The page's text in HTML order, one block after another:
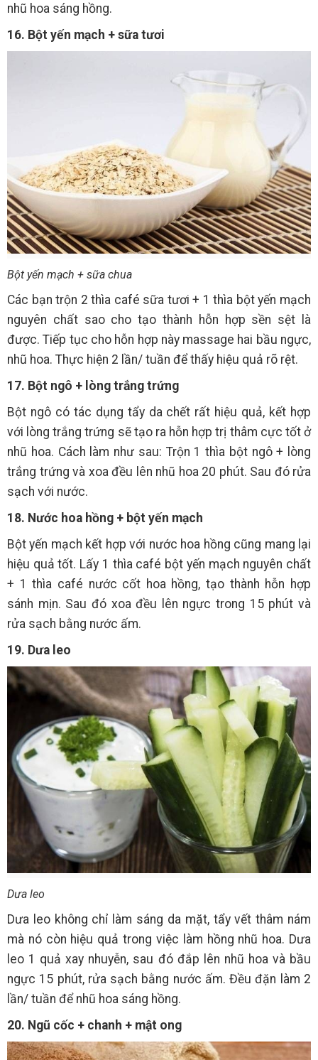
nhũ hoa sáng hồng.
16. Bột yến mạch + sữa tươi
Bột yến mạch + sữa chua
Các bạn trộn 2 thìa café sữa tươi + 1 thìa bột yến mạch
nguyên chất sao cho tạo thành hỗn hợp sền sệt là
được. Tiếp tục cho hỗn hợp này massage hai bầu ngực,
nhũ hoa. Thực hiện 2 lần/ tuần để thấy hiệu quả rõ rệt.
17. Bột ngô + lòng trắng trứng
Bột ngô có tác dụng tẩy da chết rất hiệu quả, kết hợp
với lòng trắng trứng sẽ tạo ra hỗn hợp trị thâm cực tốt ở
nhũ hoa. Cách làm như sau: Trộn 1 thìa bột ngô + lòng
trắng trứng và xoa đều lên nhũ hoa 20 phút. Sau đó rửa
sạch với nước.
18. Nước hoa hồng + bột yến mạch
Bột yến mạch kết hợp với nước hoa hồng cũng mang lại
hiệu quả tốt. Lấy 1 thìa café bột yến mạch nguyên chất
+ 1 thìa café nước cốt hoa hồng, tạo thành hỗn hợp
sánh mịn. Sau đó xoa đều lên ngực trong 15 phút và
rửa sạch bằng nước ấm.
19. Dưa leo
Dưa leo
Dưa leo không chỉ làm sáng da mặt, tẩy vết thâm nám
mà nó còn hiệu quả trong việc làm hồng nhũ hoa. Dưa
leo 1 quả xay nhuyễn, sau đó đắp lên nhũ hoa và bầu
ngực 15 phút, rửa sạch bằng nước ấm. Đều đặn làm 2
lần/ tuần để nhũ hoa sáng hồng.
20. Ngũ cốc + chanh + mật ong